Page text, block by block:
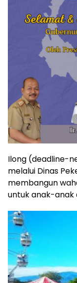
Ilong (deadline-
melalui Dinas
membangun
untuk anak-anak